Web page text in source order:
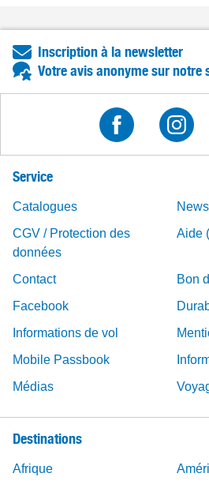
Inscription à la newsletter
Votre avis anonyme sur notre
Service
Catalogues
CGV / Protection des
données
Aide
Contact
Bon
Facebook
Informations de vol
Mobile Passbook
Médias
Destinations
Afrique